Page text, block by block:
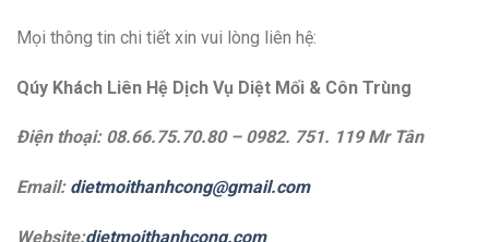
Mọi thông tin chi tiết xin vui lòng liên hệ:
Qúy Khách Liên Hệ Dịch Vụ Diệt Mối & Côn Trùng
Điện thoại: 08.66.75.70.80 – 0982. 751. 119 Mr Tân
Email: dietmoithanhcong@gmail.com
Website:dietmoithanhcong.com